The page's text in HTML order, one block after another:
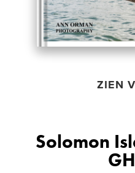
ZIEN
Solomon